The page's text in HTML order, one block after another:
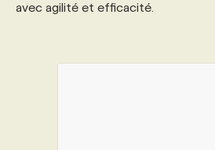
avec agilité et efficacité.